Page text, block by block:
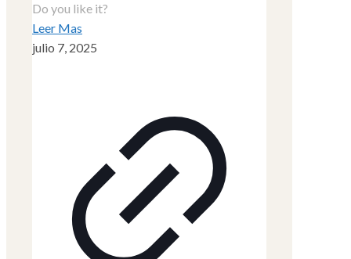
Do you like it?
Leer Mas
julio 7, 2025